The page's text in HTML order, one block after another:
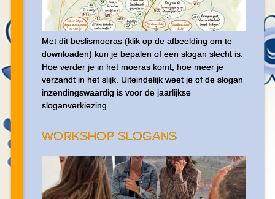
Met dit beslismoeras (klik op de afbeelding om te
downloaden) kun je bepalen of een slogan slecht is.
Hoe verder je in het moeras komt, hoe meer je
verzandt in het slijk. Uiteindelijk weet je of de slogan
inzendingswaardig is voor de jaarlijkse
sloganverkiezing.
WORKSHOP SLOGANS